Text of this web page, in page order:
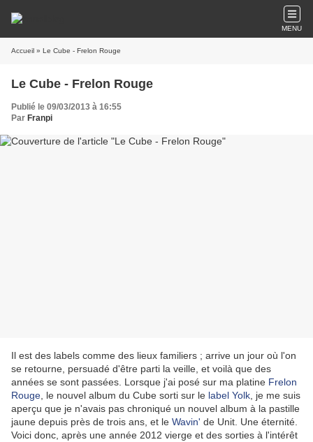
MENU
Accueil » Le Cube - Frelon Rouge
Le Cube - Frelon Rouge
Publié le 09/03/2013 à 16:55
Par Franpi
Il est des labels comme des lieux familiers ; arrive un jour où l'on
se retourne, persuadé d'être parti la veille, et voilà que des
années se sont passées. Lorsque j'ai posé sur ma platine Frelon
Rouge , le nouvel album du Cube sorti sur le label Yolk , je me suis
aperçu que je n'avais pas chroniqué un nouvel album à la pastille
jaune depuis près de trois ans, et le Wavin' de Unit. Une éternité.
Voici donc, après une année 2012 vierge et des sorties à l'intérêt